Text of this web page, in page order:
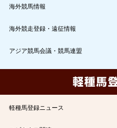
海外競馬情報
海外競走登録・遠征情報
アジア競馬会議・競馬連盟
軽種馬登録ニュース